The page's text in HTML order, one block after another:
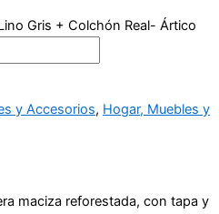
Gris + Colchón Real- Ártico
y Accesorios, Hogar, Muebles y
maciza reforestada, con tapa y